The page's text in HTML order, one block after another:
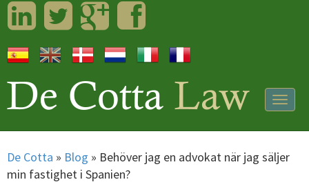
LinkedInTwitterGoogleplusFacebook
De Cotta » Blog » Behöver jag en advokat när jag säljer
min fastighet i Spanien?